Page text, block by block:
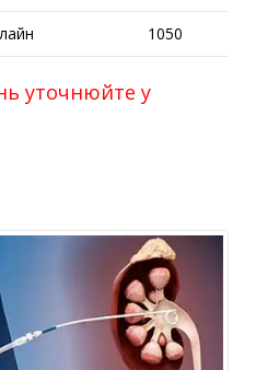
1050
уточнюйте у